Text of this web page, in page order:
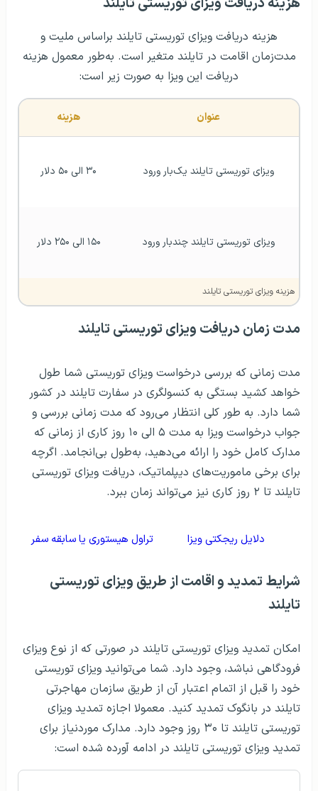
هزینه دریافت ویزای توریستی تایلند
هزینه دریافت ویزای توریستی تایلند براساس ملیت و
مدت‌زمان اقامت در تایلند متغیر است. به‌طور معمول هزینه
دریافت این ویزا به صورت زیر است:
عنوان هزینه
ویزای توریستی تایلند یک‌بار ورود ۳۰ الی ۵۰ دلار
ویزای توریستی تایلند چندبار ورود ۱۵۰ الی ۲۵۰ دلار
هزینه ویزای توریستی تایلند
مدت زمان دریافت ویزای توریستی تایلند
مدت زمانی که بررسی درخواست ویزای توریستی شما طول
خواهد کشید بستگی به کنسولگری در سفارت تایلند در کشور
شما دارد. به طور کلی انتظار می‌رود که مدت زمانی بررسی و
جواب درخواست ویزا به مدت ۵ الی ۱۰ روز کاری از زمانی که
مدارک کامل خود را ارائه می‌دهید، به‌طول بی‌انجامد. اگرچه
برای برخی ماموریت‌های دیپلماتیک، دریافت ویزای توریستی
تایلند تا ۲ روز کاری نیز می‌تواند زمان ببرد.
دلایل ریجکتی ویزا تراول هیستوری یا سابقه سفر
شرایط تمدید و اقامت از طریق ویزای توریستی
تایلند
امکان تمدید ویزای توریستی تایلند در صورتی که از نوع ویزای
فرودگاهی نباشد، وجود دارد. شما می‌توانید ویزای توریستی
خود را قبل از اتمام اعتبار آن از طریق سازمان مهاجرتی
تایلند در بانگوک تمدید کنید. معمولا اجازه تمدید ویزای
توریستی تایلند تا ۳۰ روز وجود دارد. مدارک موردنیاز برای
تمدید ویزای توریستی تایلند در ادامه آورده شده است: